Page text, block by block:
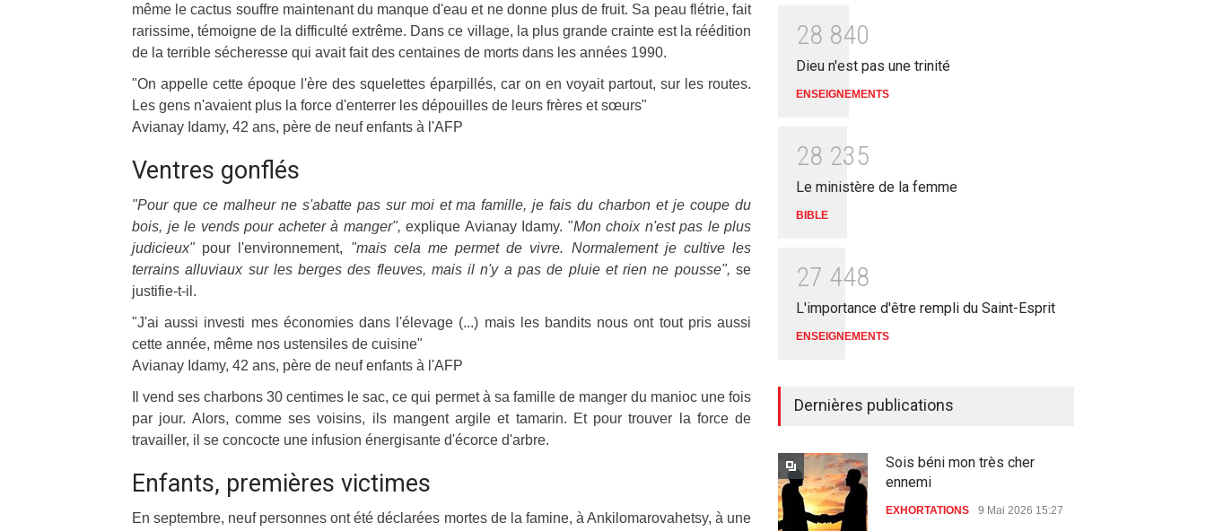
même le cactus souffre maintenant du manque d'eau et ne donne plus de fruit. Sa peau flétrie, fait
rarissime, témoigne de la difficulté extrême. Dans ce village, la plus grande crainte est la réédition
de la terrible sécheresse qui avait fait des centaines de morts dans les années 1990.
"On appelle cette époque l'ère des squelettes éparpillés, car on en voyait partout, sur les routes.
Les gens n'avaient plus la force d'enterrer les dépouilles de leurs frères et sœurs"
Avianay Idamy, 42 ans, père de neuf enfants à l'AFP
Ventres gonflés
"Pour que ce malheur ne s'abatte pas sur moi et ma famille, je fais du charbon et je coupe du
bois, je le vends pour acheter à manger", explique Avianay Idamy. "Mon choix n'est pas le plus
judicieux"pour l'environnement, "mais cela me permet de vivre. Normalement je cultive les
terrains alluviaux sur les berges des fleuves, mais il n'y a pas de pluie et rien ne pousse", se
justifie-t-il.
"J'ai aussi investi mes économies dans l'élevage (...) mais les bandits nous ont tout pris aussi
cette année, même nos ustensiles de cuisine"
Avianay Idamy, 42 ans, père de neuf enfants à l'AFP
Il vend ses charbons 30 centimes le sac, ce qui permet à sa famille de manger du manioc une fois
par jour. Alors, comme ses voisins, ils mangent argile et tamarin. Et pour trouver la force de
travailler, il se concocte une infusion énergisante d'écorce d'arbre.
Enfants, premières victimes
En septembre, neuf personnes ont été déclarées mortes de la famine, à Ankilomarovahetsy, à une
28 840
Dieu n'est pas une trinité
ENSEIGNEMENTS
28 235
Le ministère de la femme
BIBLE
27 448
L'importance d'être rempli du Saint-Esprit
ENSEIGNEMENTS
Dernières publications
Sois béni mon très cher
ennemi
EXHORTATIONS 9 Mai 2026 15:27